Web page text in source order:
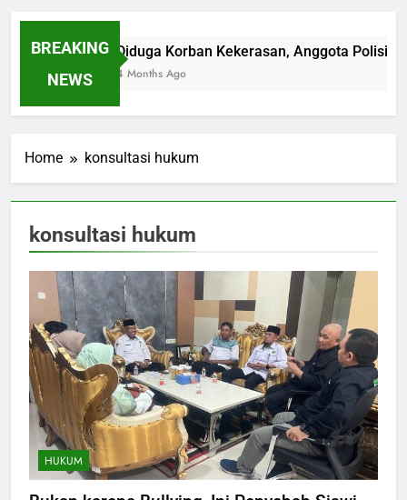
BREAKING
NEWS
Diduga Korban Kekerasan, Anggota Polisi
4 Months Ago
Home konsultasi hukum
konsultasi hukum
HUKUM